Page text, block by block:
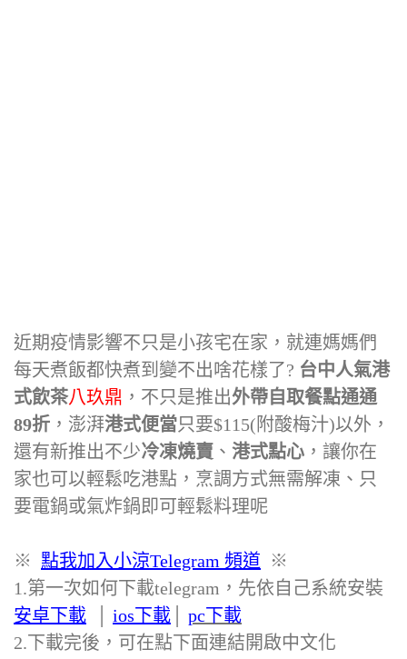
近期疫情影響不只是小孩宅在家，就連媽媽們
每天煮飯都快煮到變不出啥花樣了? 台中人氣港
式飲茶八玖鼎 ，不只是推出外帶自取餐點通通
89折 ，澎湃港式便當只要$115(附酸梅汁)以外，
還有新推出不少冷凍燒賣 、 港式點心 ，讓你在
家也可以輕鬆吃港點，烹調方式無需解凍、只
要電鍋或氣炸鍋即可輕鬆料理呢
※ 點我加入小涼Telegram 頻道 ※
1.第一次如何下載telegram，先依自己系統安裝
安卓下載
ios下載
pc下載
2.下載完後，可在點下面連結開啟中文化